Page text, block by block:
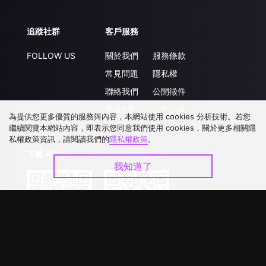
追蹤社群
FOLLOW US
客戶服務
關於我們
常見問題
聯絡我們
服務條款
隱私權
公開徵件
下載 APP
為提供您更多優質的服務與內容，本網站使用 cookies 分析技術。若您
繼續閱覽本網站內容，即表示您同意我們使用 cookies，關於更多相關隱
私權政策資訊，請閱讀我們的隱私權政策。
我知道了